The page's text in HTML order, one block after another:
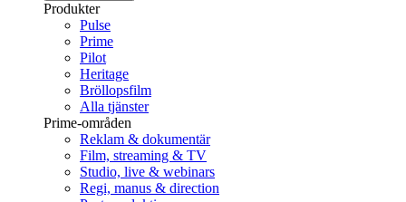
Produkter
Pulse
Prime
Pilot
Heritage
Bröllopsfilm
Alla tjänster
Prime-områden
Reklam & dokumentär
Film, streaming & TV
Studio, live & webinars
Regi, manus & direction